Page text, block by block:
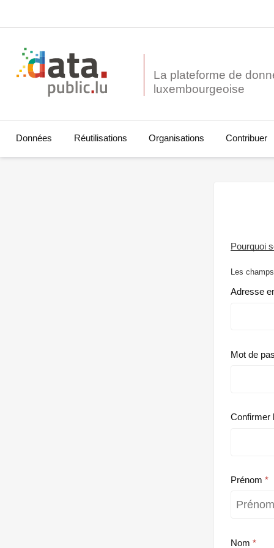
La plateforme de
Données Réutilisations Organisations Contribuer
Pourquoi
Les
Adresse
Mot de
Confirmer
Prénom
Nom